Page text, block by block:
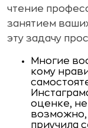
чтение
занятием
эту задачу
Многие
кому
оценке,
возможно,
приучила